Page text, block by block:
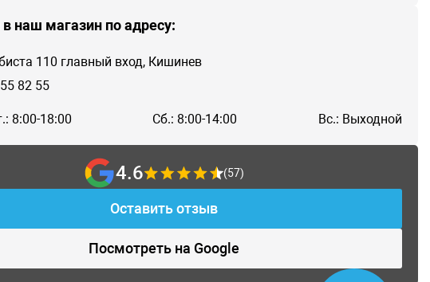
наш магазин по адресу:
110 главный вход, Кишинев
82 55
8:00-18:00 Сб.: 8:00-14:00 Вс.: Выходной
4.6 (57)
Оставить отзыв
Посмотреть на Google